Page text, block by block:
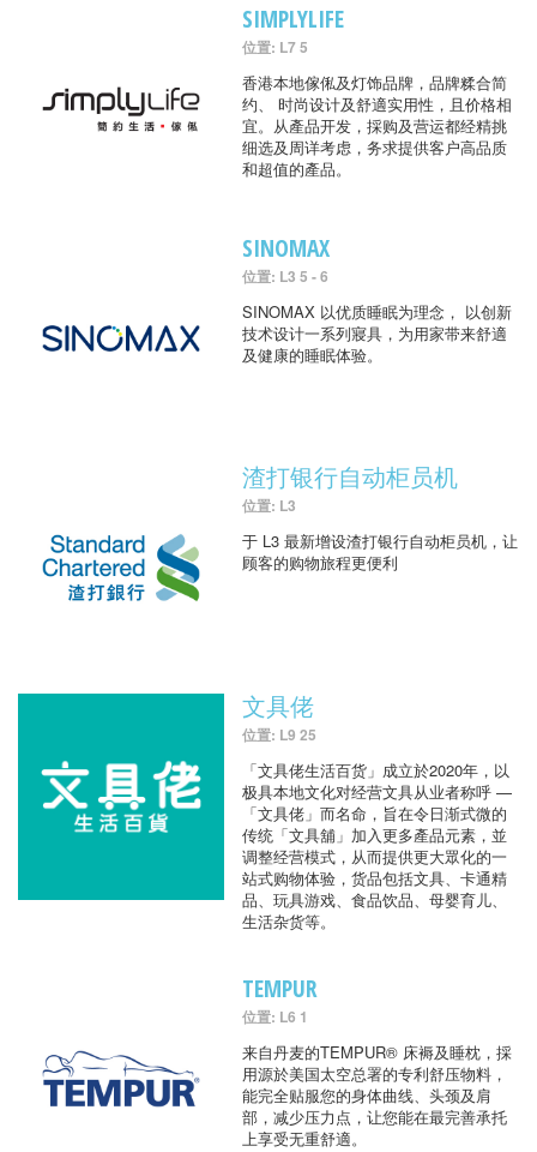
SIMPLYLIFE
位置: L7 5
香港本地傢俬及灯饰品牌，品牌糅合简
约、 时尚设计及舒適实用性，且价格相
宜。从產品开发，採购及营运都经精挑
细选及周详考虑，务求提供客户高品质
和超值的產品。
SINOMAX
位置: L3 5 - 6
SINOMAX 以优质睡眠为理念， 以创新
技术设计一系列寢具，为用家带来舒適
及健康的睡眠体验。
渣打银行自动柜员机
位置: L3
于 L3 最新增设渣打银行自动柜员机，让
顾客的购物旅程更便利
文具佬
位置: L9 25
「文具佬生活百货」成立於2020年，以
极具本地文化对经营文具从业者称呼 —
「文具佬」而名命，旨在令日渐式微的
传统「文具舖」加入更多產品元素，並
调整经营模式，从而提供更大眾化的一
站式购物体验，货品包括文具、卡通精
品、玩具游戏、食品饮品、母婴育儿、
生活杂货等。
TEMPUR
位置: L6 1
来自丹麦的TEMPUR® 床褥及睡枕，採
用源於美国太空总署的专利舒压物料，
能完全贴服您的身体曲线、头颈及肩
部，减少压力点，让您能在最完善承托
上享受无重舒適。